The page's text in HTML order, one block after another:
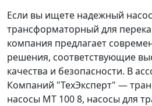
Если вы ищете надежный насос
трансформаторный для
компания предлагает
решения, соответствующие
качества и безопасности. В
Компаний "ТехЭксперт" —
насосы МТ 100 8, насосы для